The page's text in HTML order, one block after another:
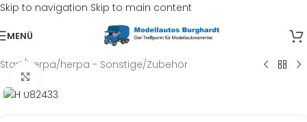
Skip to navigation Skip to main content
MENÜ
Start /herpa/herpa - Sonstige/Zubehör